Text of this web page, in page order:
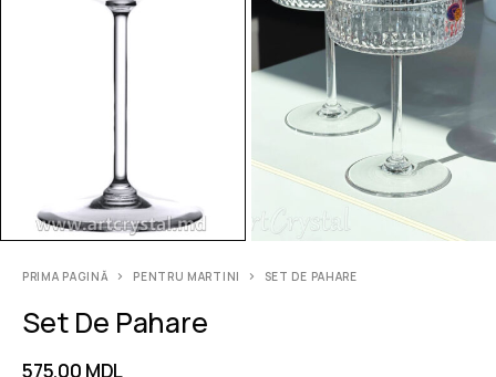
PRIMA PAGINĂ PENTRU MARTINI SET DE PAHARE
Set De Pahare
575.00 MDL